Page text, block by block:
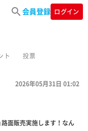
会員登録 ログイン
ト 投票
2026年05月31日 01:02
路面販売実施します！なん